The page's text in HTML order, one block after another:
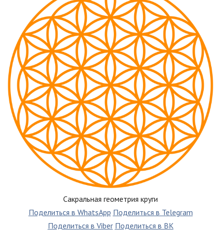
Сакральная геометрия круги
Поделиться в WhatsApp Поделиться в Telegram
Поделиться в Viber Поделиться в ВК